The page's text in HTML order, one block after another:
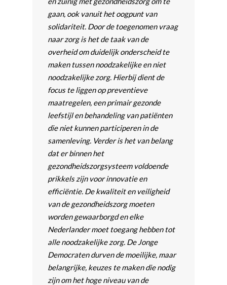
gaan, ook vanuit het oogpunt van
solidariteit. Door de toegenomen vraag
naar zorg is het de taak van de
overheid om duidelijk onderscheid te
maken tussen noodzakelijke en niet
noodzakelijke zorg. Hierbij dient de
focus te liggen op preventieve
maatregelen, een primair gezonde
leefstijl en behandeling van patiënten
die niet kunnen participeren in de
samenleving. Verder is het van belang
dat er binnen het
gezondheidszorgsysteem voldoende
prikkels zijn voor innovatie en
efficiëntie. De kwaliteit en veiligheid
van de gezondheidszorg moeten
worden gewaarborgd en elke
Nederlander moet toegang hebben tot
alle noodzakelijke zorg. De Jonge
Democraten durven de moeilijke, maar
belangrijke, keuzes te maken die nodig
zijn om het hoge niveau van de